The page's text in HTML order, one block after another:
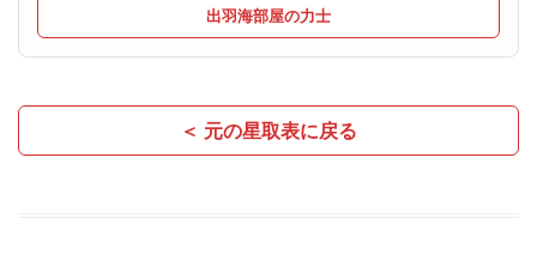
出羽海部屋の力士
＜ 元の星取表に戻る